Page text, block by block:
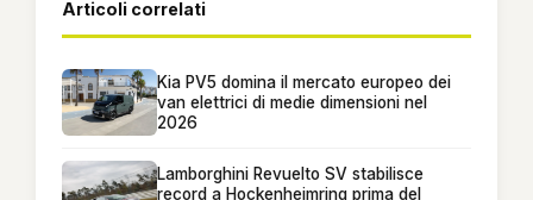
Articoli correlati
Kia PV5 domina il mercato europeo dei
van elettrici di medie dimensioni nel
2026
Lamborghini Revuelto SV stabilisce
record a Hockenheimring prima del